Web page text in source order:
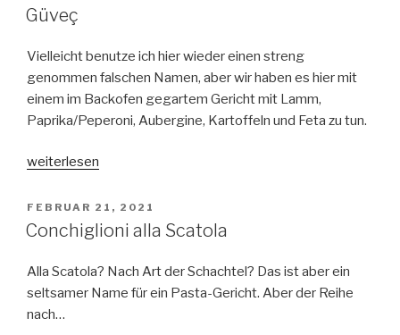
Chicken)“
AM
Güveç
Vielleicht benutze ich hier wieder einen streng
genommen falschen Namen, aber wir haben es hier mit
einem im Backofen gegartem Gericht mit Lamm,
Paprika/Peperoni, Aubergine, Kartoffeln und Feta zu tun.
„Güveç“
weiterlesen
VERÖFFENTLICHT
AM
FEBRUAR 21, 2021
Conchiglioni alla Scatola
Alla Scatola? Nach Art der Schachtel? Das ist aber ein
seltsamer Name für ein Pasta-Gericht. Aber der Reihe
nach…